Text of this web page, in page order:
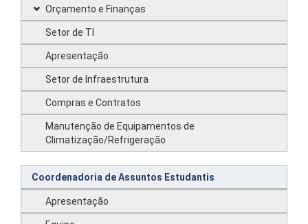
Orçamento e Finanças
Setor de TI
Apresentação
Setor de Infraestrutura
Compras e Contratos
Manutenção de Equipamentos de
Climatização/Refrigeração
Coordenadoria de Assuntos Estudantis
Apresentação